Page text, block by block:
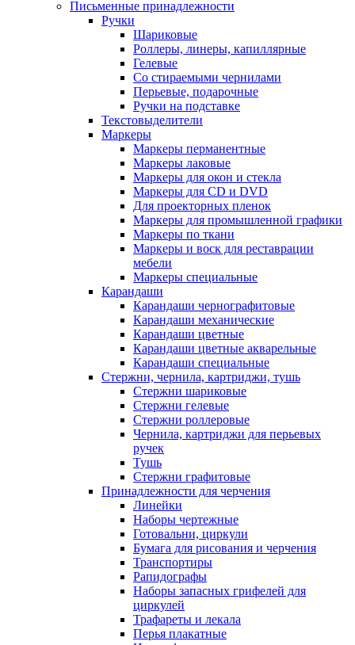
Письменные принадлежности
Ручки
Шариковые
Роллеры, линеры, капиллярные
Гелевые
Со стираемыми чернилами
Перьевые, подарочные
Ручки на подставке
Текстовыделители
Маркеры
Маркеры перманентные
Маркеры лаковые
Маркеры для окон и стекла
Маркеры для CD и DVD
Для проекторных пленок
Маркеры для промышленной графики
Маркеры по ткани
Маркеры и воск для реставрации
мебели
Маркеры специальные
Карандаши
Карандаши чернографитовые
Карандаши механические
Карандаши цветные
Карандаши цветные акварельные
Карандаши специальные
Стержни, чернила, картриджи, тушь
Стержни шариковые
Стержни гелевые
Стержни роллеровые
Чернила, картриджи для перьевых
ручек
Тушь
Стержни графитовые
Принадлежности для черчения
Линейки
Наборы чертежные
Готовальни, циркули
Бумага для рисования и черчения
Транспортиры
Рапидографы
Наборы запасных грифелей для
циркулей
Трафареты и лекала
Перья плакатные